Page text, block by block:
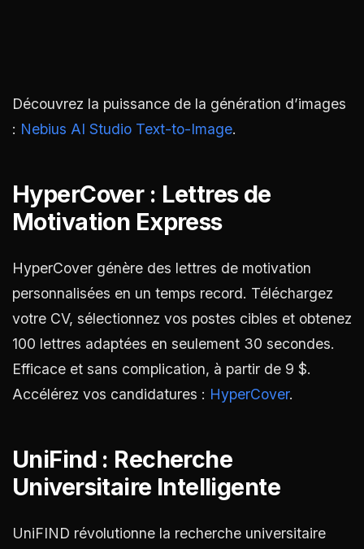
Découvrez la puissance de la génération d’images
: Nebius AI Studio Text-to-Image.
HyperCover : Lettres de
Motivation Express
HyperCover génère des lettres de motivation
personnalisées en un temps record. Téléchargez
votre CV, sélectionnez vos postes cibles et obtenez
100 lettres adaptées en seulement 30 secondes.
Efficace et sans complication, à partir de 9 $.
Accélérez vos candidatures : HyperCover.
UniFind : Recherche
Universitaire Intelligente
UniFIND révolutionne la recherche universitaire